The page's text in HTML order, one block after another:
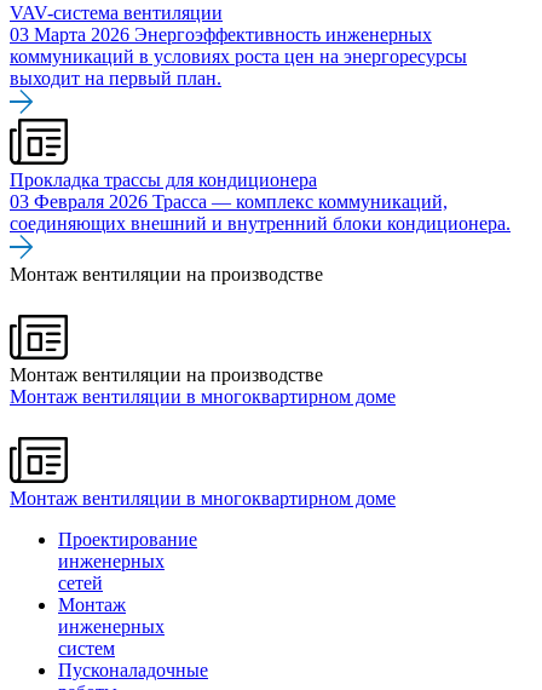
VAV-система вентиляции
03 Марта 2026 Энергоэффективность инженерных
коммуникаций в условиях роста цен на энергоресурсы
выходит на первый план.
Прокладка трассы для кондиционера
03 Февраля 2026 Трасса — комплекс коммуникаций,
соединяющих внешний и внутренний блоки кондиционера.
Монтаж вентиляции на производстве
Монтаж вентиляции на производстве
Монтаж вентиляции в многоквартирном доме
Монтаж вентиляции в многоквартирном доме
Проектирование
инженерных
сетей
Монтаж
инженерных
систем
Пусконаладочные